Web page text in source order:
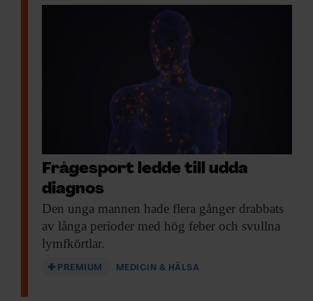
Frågesport ledde till udda
diagnos
Den unga mannen hade flera gånger drabbats
av långa perioder med hög feber och svullna
lymfkörtlar.
PREMIUM MEDICIN & HÄLSA